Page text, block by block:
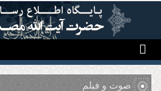
رفتن به محتوای اصلی
صوت و فیلم